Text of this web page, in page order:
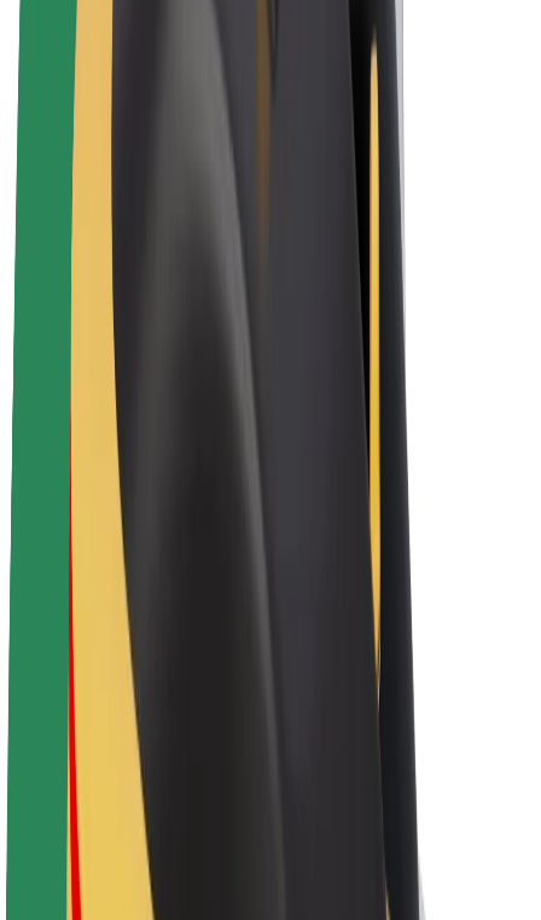
Şirkət
Vakansiyalar
Bolt haqqında
Bolt-da davamlılıq
Project Zero
Bloq
Xəbər otağı
Brend təlimatları
Missiya
İnvestorlarla əlaqələr
Rəhbərlik
Brend
Media
Urban Fondu
Təhlükəsizlik
Sərnişin təhlükəsizliyi